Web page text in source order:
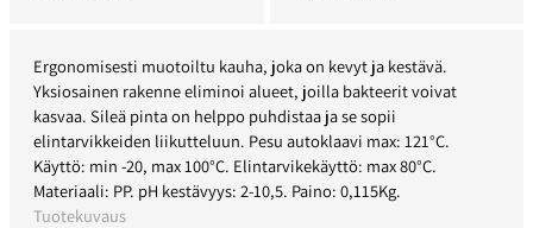
Ergonomisesti muotoiltu kauha, joka on kevyt ja kestävä.
Yksiosainen rakenne eliminoi alueet, joilla bakteerit voivat
kasvaa. Sileä pinta on helppo puhdistaa ja se sopii
elintarvikkeiden liikutteluun. Pesu autoklaavi max: 121°C.
Käyttö: min -20, max 100°C. Elintarvikekäyttö: max 80°C.
Materiaali: PP. pH kestävyys: 2-10,5. Paino: 0,115Kg.
Tuotekuvaus